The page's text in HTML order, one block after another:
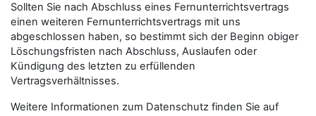
Sollten Sie nach Abschluss eines Fernunterrichtsvertrags
einen weiteren Fernunterrichtsvertrags mit uns
abgeschlossen haben, so bestimmt sich der Beginn obiger
Löschungsfristen nach Abschluss, Auslaufen oder
Kündigung des letzten zu erfüllenden
Vertragsverhältnisses.
Weitere Informationen zum Datenschutz finden Sie auf